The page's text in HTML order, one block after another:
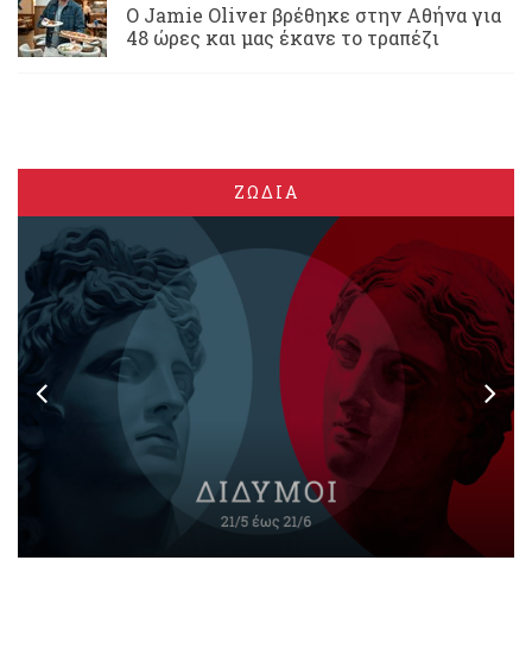
Ο Jamie Oliver βρέθηκε στην Αθήνα για
48 ώρες και μας έκανε το τραπέζι
ΖΩΔΙΑ